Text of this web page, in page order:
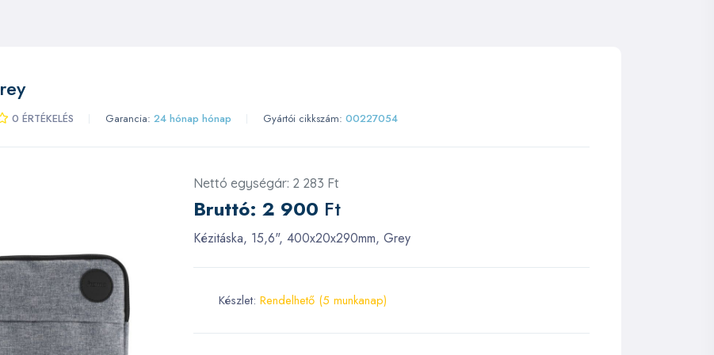
0 ÉRTÉKELÉS Garancia: 24 hónap hónap Gyártói cikkszám: 00227054
Nettó egységár: 2 283 Ft
Bruttó: 2 900 Ft
Kézitáska, 15,6", 400x20x290mm, Grey
Készlet: Rendelhető (5 munkanap)